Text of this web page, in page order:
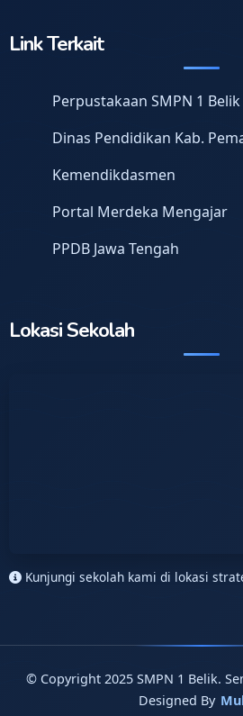
Link Terkait
Perpustakaan SMPN 1 Belik
Dinas Pendidikan Kab.
Kemendikdasmen
Portal Merdeka Mengajar
PPDB Jawa Tengah
Lokasi Sekolah
Kunjungi sekolah kami di lokasi
© Copyright 2025 SMPN 1 Belik.
Designed By